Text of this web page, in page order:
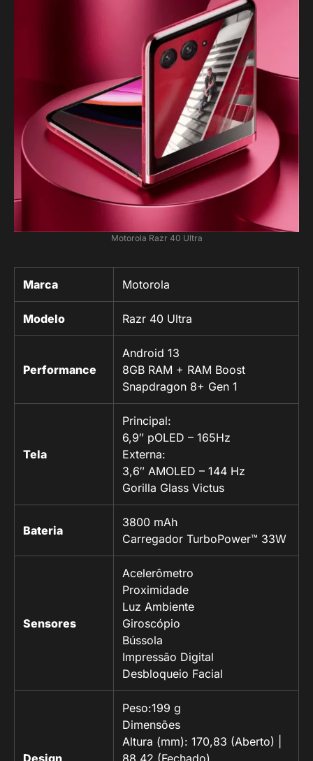
Motorola Razr 40 Ultra
Marca Motorola
Modelo Razr 40 Ultra
Performance
Android 13
8GB RAM + RAM Boost
Snapdragon 8+ Gen 1
Tela
Principal:
6,9″ pOLED – 165Hz
Externa:
3,6″ AMOLED – 144 Hz
Gorilla Glass Victus
Bateria
3800 mAh
Carregador TurboPower™ 33W
Sensores
Acelerômetro
Proximidade
Luz Ambiente
Giroscópio
Bússola
Impressão Digital
Desbloqueio Facial
Design
Peso:199 g
Dimensões
Altura (mm): 170,83 (Aberto) |
88,42 (Fechado)